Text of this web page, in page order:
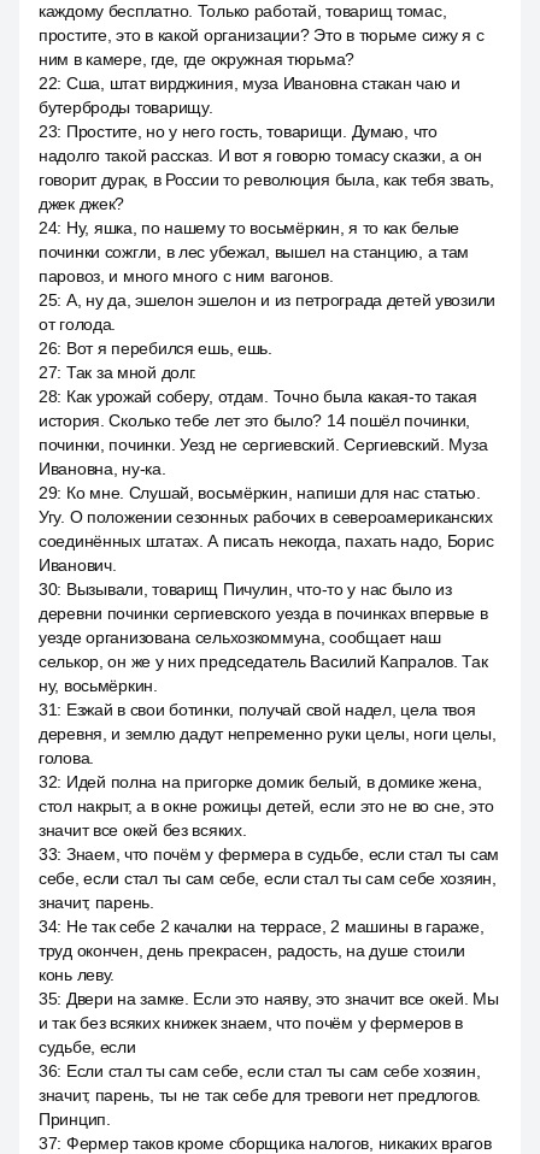
каждому бесплатно. Только работай, товарищ томас,
простите, это в какой организации? Это в тюрьме сижу я с
ним в камере, где, где окружная тюрьма?
22: Сша, штат вирджиния, муза Ивановна стакан чаю и
бутерброды товарищу.
23: Простите, но у него гость, товарищи. Думаю, что
надолго такой рассказ. И вот я говорю томасу сказки, а он
говорит дурак, в России то революция была, как тебя звать,
джек джек?
24: Ну, яшка, по нашему то восьмёркин, я то как белые
починки сожгли, в лес убежал, вышел на станцию, а там
паровоз, и много много с ним вагонов.
25: А, ну да, эшелон эшелон и из петрограда детей увозили
от голода.
26: Вот я перебился ешь, ешь.
27: Так за мной долг.
28: Как урожай соберу, отдам. Точно была какая-то такая
история. Сколько тебе лет это было? 14 пошёл починки,
починки, починки. Уезд не сергиевский. Сергиевский. Муза
Ивановна, ну-ка.
29: Ко мне. Слушай, восьмёркин, напиши для нас статью.
Угу. О положении сезонных рабочих в североамериканских
соединённых штатах. А писать некогда, пахать надо, Борис
Иванович.
30: Вызывали, товарищ Пичулин, что-то у нас было из
деревни починки сергиевского уезда в починках впервые в
уезде организована сельхозкоммуна, сообщает наш
селькор, он же у них председатель Василий Капралов. Так
ну, восьмёркин.
31: Езжай в свои ботинки, получай свой надел, цела твоя
деревня, и землю дадут непременно руки целы, ноги целы,
голова.
32: Идей полна на пригорке домик белый, в домике жена,
стол накрыт, а в окне рожицы детей, если это не во сне, это
значит все окей без всяких.
33: Знаем, что почём у фермера в судьбе, если стал ты сам
себе, если стал ты сам себе, если стал ты сам себе хозяин,
значит, парень.
34: Не так себе 2 качалки на террасе, 2 машины в гараже,
труд окончен, день прекрасен, радость, на душе стоили
конь леву.
35: Двери на замке. Если это наяву, это значит все окей. Мы
и так без всяких книжек знаем, что почём у фермеров в
судьбе, если
36: Если стал ты сам себе, если стал ты сам себе хозяин,
значит, парень, ты не так себе для тревоги нет предлогов.
Принцип.
37: Фермер таков кроме сборщика налогов, никаких врагов